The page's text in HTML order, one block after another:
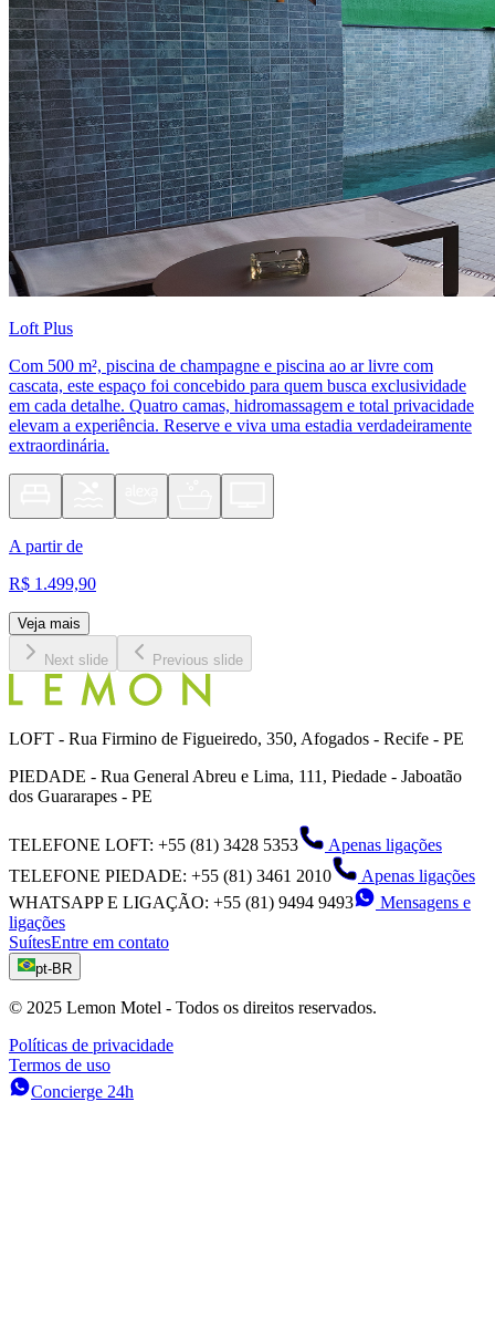
Loft Plus
Com 500 m², piscina de champagne e piscina ao ar livre com
cascata, este espaço foi concebido para quem busca exclusividade
em cada detalhe. Quatro camas, hidromassagem e total privacidade
elevam a experiência. Reserve e viva uma estadia verdadeiramente
extraordinária.
A partir de
R$ 1.499,90
Veja mais
Next slide Previous slide
LOFT - Rua Firmino de Figueiredo, 350, Afogados - Recife - PE
PIEDADE - Rua General Abreu e Lima, 111, Piedade - Jaboatão
dos Guararapes - PE
TELEFONE LOFT: +55 (81) 3428 5353
Apenas ligações
TELEFONE PIEDADE: +55 (81) 3461 2010
Apenas ligações
WHATSAPP E LIGAÇÃO: +55 (81) 9494 9493
Mensagens e
ligações
SuítesEntre em contato
pt-BR
© 2025 Lemon Motel - Todos os direitos reservados.
Políticas de privacidade
Termos de uso
Concierge 24h